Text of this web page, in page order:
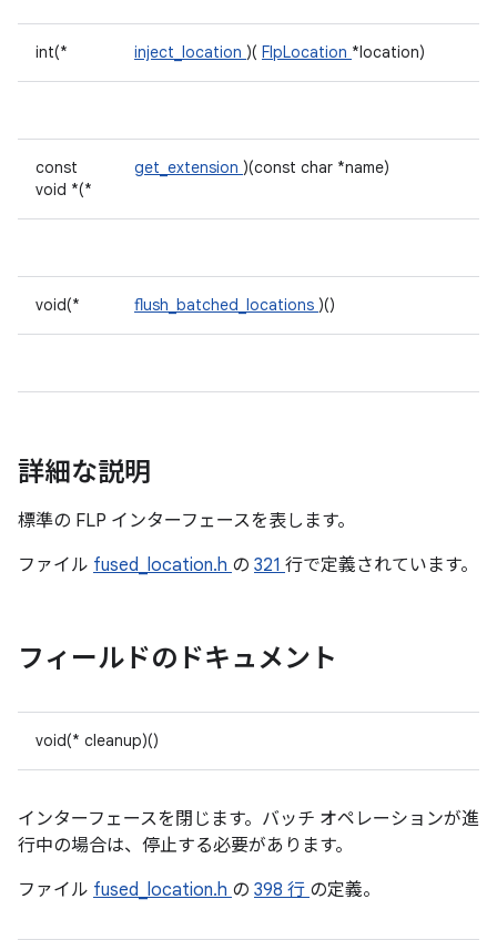
int(* inject_location )( FlpLocation *location)
const
void *(*
get_extension )(const char *name)
void(* flush_batched_locations )()
詳細な説明
標準の FLP インターフェースを表します。
ファイル fused_location.h の 321 行で定義されています。
フィールドのドキュメント
void(* cleanup)()
インターフェースを閉じます。バッチ オペレーションが進
行中の場合は、停止する必要があります。
ファイル fused_location.h の 398 行 の定義。